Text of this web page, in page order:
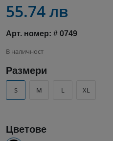
55.74 лв
Арт. номер: # 0749
В наличност
Размери
S M L XL
Цветове